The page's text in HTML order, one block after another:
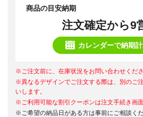
商品の目安納期
注文確定から9
カレンダーで納期
※ご注文前に、在庫状況をお問い合わせくださ
※異なるデザインでご注文する際は、別のご
いします。
※ご利用可能な割引クーポンは注文手続き画
※ご希望の納品日がある方は事前にご相談くだ